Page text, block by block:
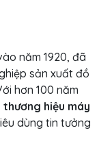
năm 1920, đã
sản xuất đồ
hơn 100 năm
thương hiệu máy
dùng tin tưởng